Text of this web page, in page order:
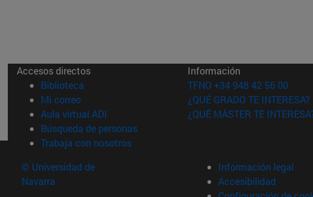
Accesos directos
Biblioteca (abre en nueva ventana)
Mi correo(abre en nueva ventana)
Aula virtual ADI (abre en nueva ventana)
Búsqueda de personas(abre en nueva ventana)
Trabaja con nosotros(abre en nueva ventana)
Información
TFNO +34 948 42 56 00
¿QUÉ GRADO TE INTERESA?
¿QUÉ MÁSTER TE
© Universidad de
Navarra
Información legal
Accesibilidad